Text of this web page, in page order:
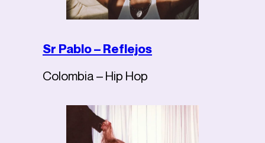
Sr Pablo – Reflejos
Colombia – Hip Hop